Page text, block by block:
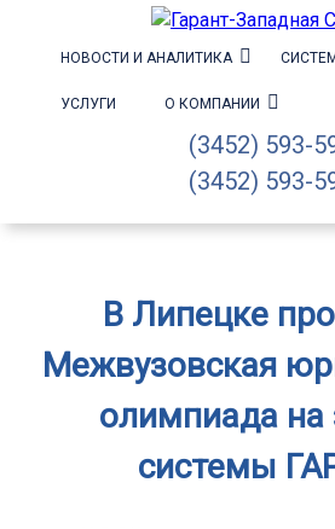
НОВОСТИ И АНАЛИТИКА
УСЛУГИ О КОМПАНИИ
(3452) 593-
(3452) 593-
В Липецке
Межвузовская
олимпиада на
системы